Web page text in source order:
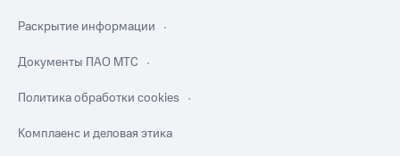
Раскрытие информации
Документы ПАО МТС
Политика обработки cookies
Комплаенс и деловая этика